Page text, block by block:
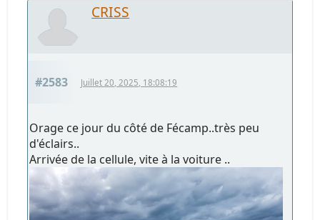
CRISS
#2583 Juillet 20, 2025, 18:08:19
Orage ce jour du côté de Fécamp..très peu
d'éclairs..
Arrivée de la cellule, vite à la voiture ..